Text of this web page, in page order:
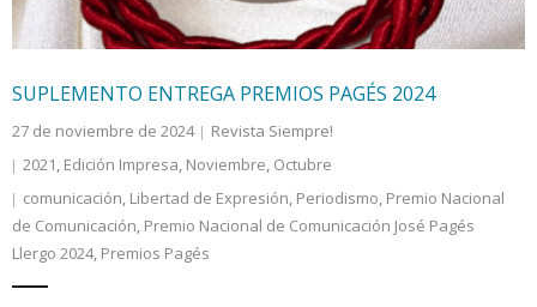
SUPLEMENTO ENTREGA PREMIOS PAGÉS 2024
27 de noviembre de 2024
Revista Siempre!
2021 Edición Impresa Noviembre Octubre
comunicación Libertad de Expresión Periodismo Premio Nacional
de Comunicación Premio Nacional de Comunicación José Pagés
Llergo 2024, Premios Pagés